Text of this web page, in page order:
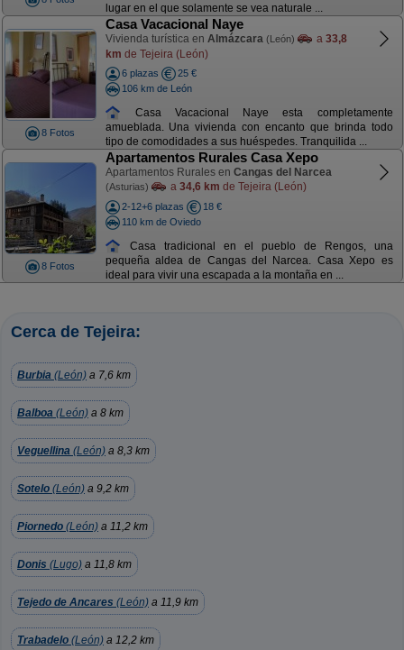
lugar en el que solamente se vea naturale ...
8 Fotos
Casa Vacacional Naye
Vivienda turística en Almázcara (León) a 33,8
km de Tejeira (León)
6 plazas
25 €
106 km de León
Casa Vacacional Naye esta completamente
amueblada. Una vivienda con encanto que brinda todo
tipo de comodidades a sus huéspedes. Tranquilida ...
8 Fotos
Apartamentos Rurales Casa Xepo
Apartamentos Rurales en Cangas del Narcea
(Asturias) a 34,6 km de Tejeira (León)
2-12+6 plazas
18 €
110 km de Oviedo
Casa tradicional en el pueblo de Rengos, una
pequeña aldea de Cangas del Narcea. Casa Xepo es
ideal para vivir una escapada a la montaña en ...
Cerca de Tejeira:
Burbia (León) a 7,6 km
Balboa (León) a 8 km
Veguellina (León) a 8,3 km
Sotelo (León) a 9,2 km
Piornedo (León) a 11,2 km
Donis (Lugo) a 11,8 km
Tejedo de Ancares (León) a 11,9 km
Trabadelo (León) a 12,2 km